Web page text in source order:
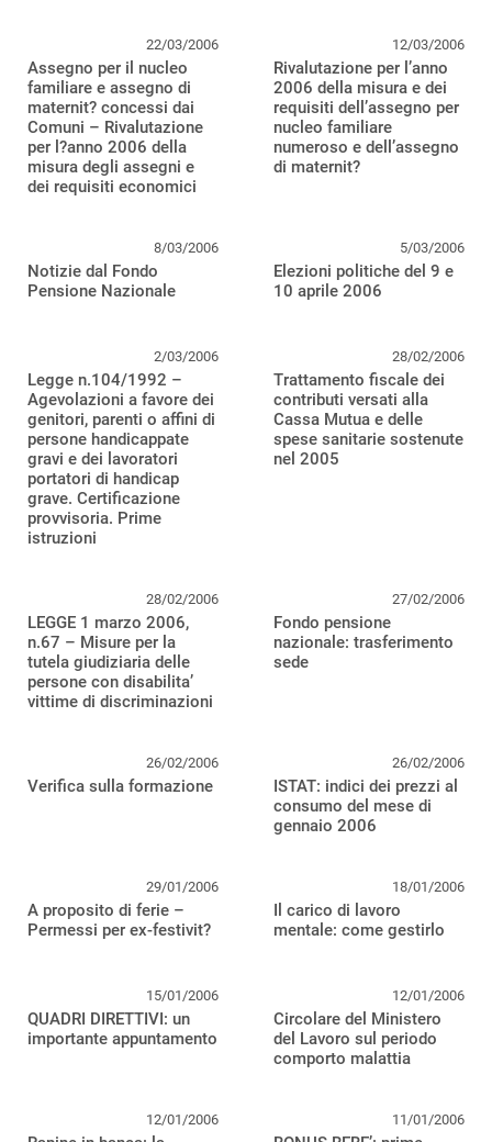
22/03/2006
Assegno per il nucleo
familiare e assegno di
maternit? concessi dai
Comuni – Rivalutazione
per l?anno 2006 della
misura degli assegni e
dei requisiti economici
12/03/2006
Rivalutazione per l’anno
2006 della misura e dei
requisiti dell’assegno per
nucleo familiare
numeroso e dell’assegno
di maternit?
8/03/2006
Notizie dal Fondo
Pensione Nazionale
5/03/2006
Elezioni politiche del 9 e
10 aprile 2006
2/03/2006
Legge n.104/1992 –
Agevolazioni a favore dei
genitori, parenti o affini di
persone handicappate
gravi e dei lavoratori
portatori di handicap
grave. Certificazione
provvisoria. Prime
istruzioni
28/02/2006
Trattamento fiscale dei
contributi versati alla
Cassa Mutua e delle
spese sanitarie sostenute
nel 2005
28/02/2006
LEGGE 1 marzo 2006,
n.67 – Misure per la
tutela giudiziaria delle
persone con disabilita’
vittime di discriminazioni
27/02/2006
Fondo pensione
nazionale: trasferimento
sede
26/02/2006
Verifica sulla formazione
26/02/2006
ISTAT: indici dei prezzi al
consumo del mese di
gennaio 2006
29/01/2006
A proposito di ferie –
Permessi per ex-festivit?
18/01/2006
Il carico di lavoro
mentale: come gestirlo
15/01/2006
QUADRI DIRETTIVI: un
importante appuntamento
12/01/2006
Circolare del Ministero
del Lavoro sul periodo
comporto malattia
12/01/2006 11/01/2006